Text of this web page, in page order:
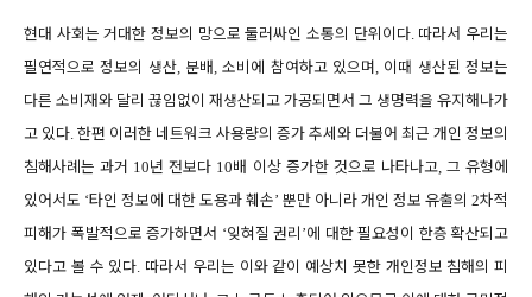
현대 사회는 거대한 정보의 망으로 둘러싸인 소통의 단위이다. 따라서 우리는
필연적으로 정보의 생산, 분배,소비에 참여하고 있으며, 이때 생산된 정보는
다른 소비재와 달리 끊임없이 재생산되고 가공되면서 그 생명력을 유지해나가
고 있다. 한편 이러한 네트워크 사용량의 증가 추세와 더불어 최근 개인 정보의
침해사례는 과거 10년 전보다 10배 이상 증가한 것으로 나타나고, 그 유형에
있어서도 ‘타인 정보에 대한 도용과 훼손’ 뿐만 아니라 개인 정보 유출의 2차적
피해가 폭발적으로 증가하면서 ‘잊혀질 권리 ’에 대한 필요성이 한층 확산되고
있다고 볼 수 있다. 따라서 우리는 이와 같이 예상치 못한 개인정보 침해의 피